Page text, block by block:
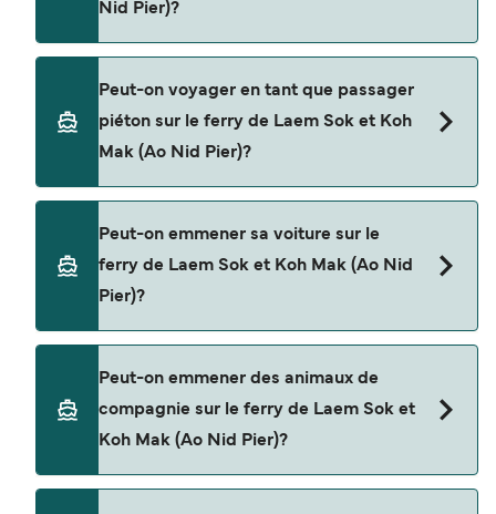
Nid Pier)?
et consultez notre page d'offres pour consulter
les dernières promotions disponibles.
Peut-on voyager en tant que passager
piéton sur le ferry de Laem Sok et Koh
Mak (Ao Nid Pier)?
Boonsiri High Speed Ferries
Peut-on emmener sa voiture sur le
ferry de Laem Sok et Koh Mak (Ao Nid
Pier)?
ferry entre Laem Sok et Koh Mak (Ao Nid Pier).
Peut-on emmener des animaux de
compagnie sur le ferry de Laem Sok et
Koh Mak (Ao Nid Pier)?